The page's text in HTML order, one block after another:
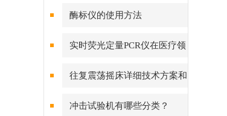
养箱|CO2培养箱报价|低品牌全
酶标仪的使用方法
实时荧光定量PCR仪在医疗领
域的应用
往复震荡摇床详细技术方案和
维护保养
冲击试验机有哪些分类？